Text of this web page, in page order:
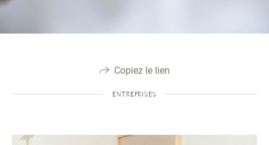
Copiez le lien
ENTREPRISES